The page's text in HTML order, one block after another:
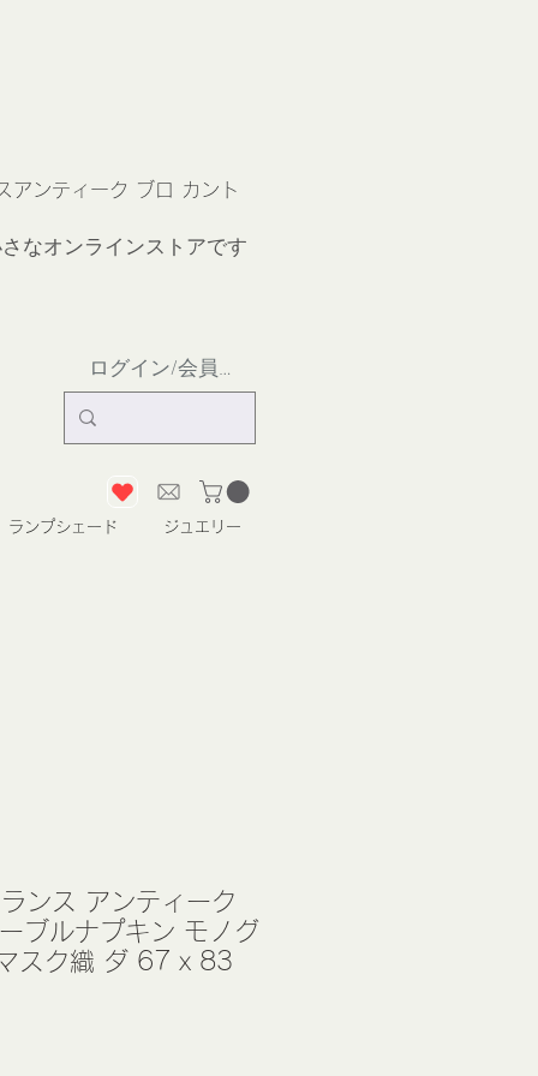
アンティーク ブロ カント
なオンラインストアです
ログイン/会員登録
ンス アンティーク
ブルナプキン モノグ
スク織 ダ 67 x 83
ランプシェード ジュエリー